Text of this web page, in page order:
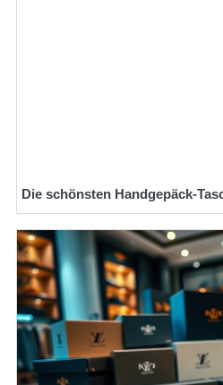
Die schönsten Handgepäck-